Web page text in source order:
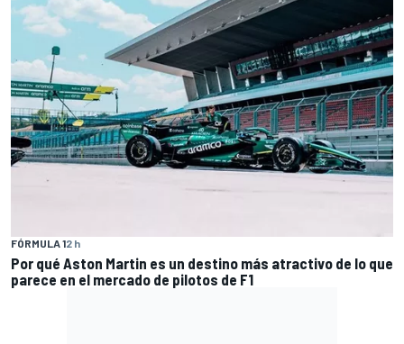
FÓRMULA 12 h
Por qué Aston Martin es un destino más atractivo de lo que
parece en el mercado de pilotos de F1